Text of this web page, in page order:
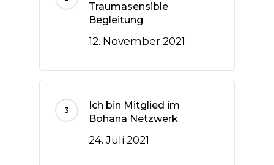
Traumasensible
Begleitung
12. November 2021
Ich bin Mitglied im
Bohana Netzwerk
24. Juli 2021